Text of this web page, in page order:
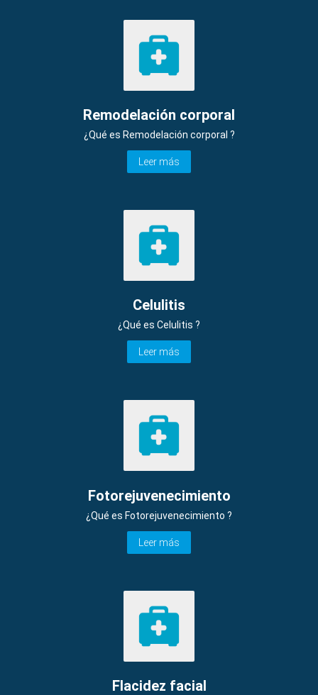
Remodelación corporal
¿Qué es Remodelación corporal ?
Leer más
Celulitis
¿Qué es Celulitis ?
Leer más
Fotorejuvenecimiento
¿Qué es Fotorejuvenecimiento ?
Leer más
Flacidez facial